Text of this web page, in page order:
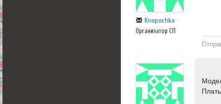
Knopochka
Организатор СП